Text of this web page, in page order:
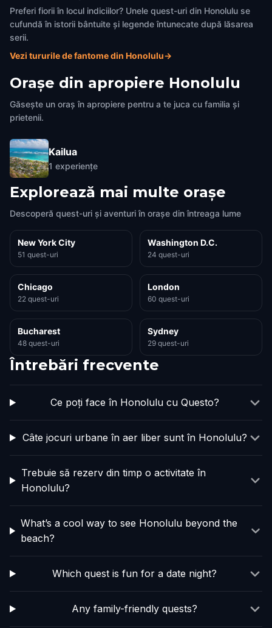
Preferi fiorii în locul indiciilor? Unele quest-uri din Honolulu se
cufundă în istorii bântuite și legende întunecate după lăsarea
serii.
Vezi tururile de fantome din Honolulu→
Orașe din apropiere Honolulu
Găsește un oraș în apropiere pentru a te juca cu familia și
prietenii.
Kailua
1 experiențe
Explorează mai multe orașe
Descoperă quest-uri și aventuri în orașe din întreaga lume
New York City
51 quest-uri
Washington D.C.
24 quest-uri
Chicago
22 quest-uri
London
60 quest-uri
Bucharest
48 quest-uri
Sydney
29 quest-uri
Întrebări frecvente
Ce poți face în Honolulu cu Questo?
Câte jocuri urbane în aer liber sunt în Honolulu?
Trebuie să rezerv din timp o activitate în
Honolulu?
What’s a cool way to see Honolulu beyond the
beach?
Which quest is fun for a date night?
Any family-friendly quests?